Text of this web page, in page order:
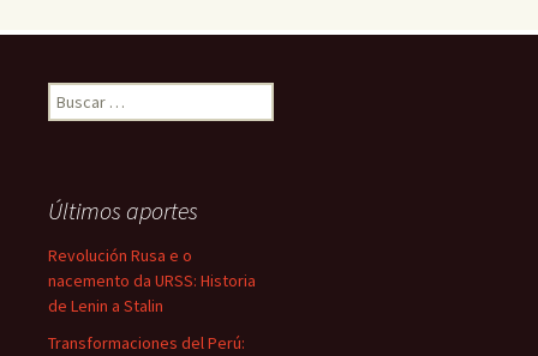
Buscar:
Últimos aportes
Revolución Rusa e o
nacemento da URSS: Historia
de Lenin a Stalin
Transformaciones del Perú: